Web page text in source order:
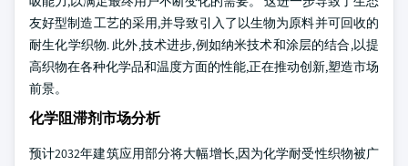
友好型制造工艺的采用,并导致引入了以生物为原料并可回收的
耐生化学织物. 此外,技术进步,例如纳米技术和涂层的结合,以提
高织物在各种化学品和温度方面的性能,正在推动创新,塑造市场
前景。
化学阻滞剂市场分析
预计2032年建筑应用部分将大幅增长,因为化学耐受性织物被广